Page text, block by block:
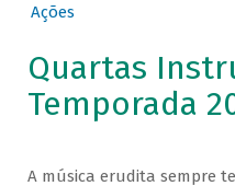
Ações
Quartas
Temporada
A música erudita sempre